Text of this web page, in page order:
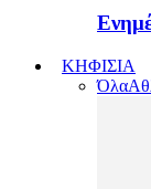
ΚΗΦΙΣΙΑ
Όλα